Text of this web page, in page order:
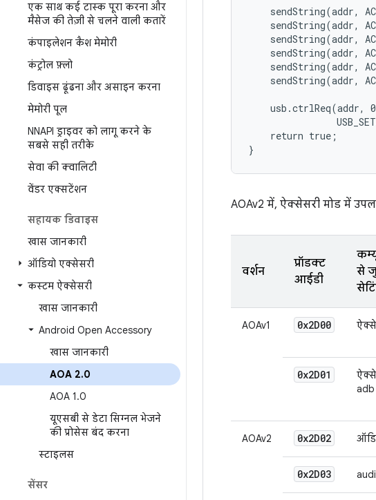
एक साथ कई टास्क पूरा करना और
मैसेज की तेज़ी से चलने वाली कतारें
कंपाइलेशन कैश मेमोरी
कंट्रोल फ़्लो
डिवाइस ढूंढना और असाइन करना
मेमोरी पूल
NNAPI ड्राइवर को लागू करने के
सबसे सही तरीके
सेवा की क्वालिटी
वेंडर एक्सटेंशन
सहायक डिवाइस
खास जानकारी
ऑडियो एक्सेसरी
कस्टम ऐक्सेसरी
खास जानकारी
Android Open Accessory
खास जानकारी
AOA 2.0
AOA 1.0
यूएसबी से डेटा सिग्नल भेजने
की प्रोसेस बंद करना
स्टाइलस
सेंसर
sendString(addr,
sendString(addr,
sendString(addr,
sendString(addr,
sendString(addr,
sendString(addr,
usb.ctrlReq(addr,
    return true;
AOAv2 में, ऐक्सेसरी मोड में
वर्शन
प्रॉडक्ट
आईडी
से
AOAv1 0x2D00
0x2D01
adb
AOAv2 0x2D02
0x2D03